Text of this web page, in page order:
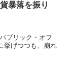
暴落を振り
ブリック・オフ
挙げつつも、崩れ